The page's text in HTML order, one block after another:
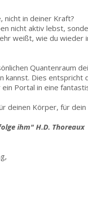
nicht in deiner Kraft?
nicht aktiv lebst,
weißt, wie du wieder
Quantenraum
kannst. Dies
Portal in eine
deinen Körper, für
ihm" H.D. Thoreaux